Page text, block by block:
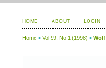
HOME ABOUT LOGIN
Home> Vol 99, No 1 (1998) >